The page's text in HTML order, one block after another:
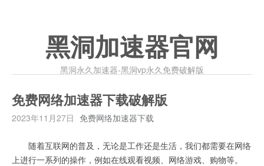
黑洞加速器官网
黑洞永久加速器-黑洞vp永久免费破解版
免费网络加速器下载破解版
2023年11月27日 免费网络加速器下载
随着互联网的普及，无论是工作还是生活，我们都需要在网络
上进行一系列的操作，例如在线观看视频、网络游戏、购物等。